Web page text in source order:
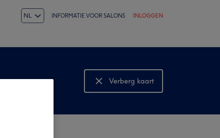
NL INFORMATIE VOOR SALONS INLOGGEN
Verberg kaart
Bekijk kaart